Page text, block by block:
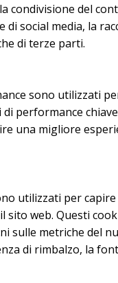
condivisione del
social media, la
di terze parti.
sono utilizzati
performance
una migliore
utilizzati per
sito web. Questi
sulle metriche del
di rimbalzo, la